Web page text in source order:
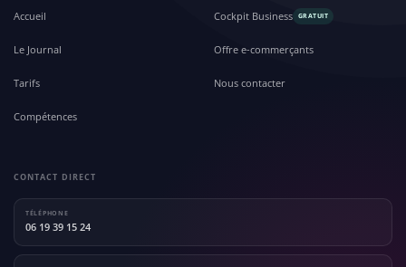
Accueil
Le Journal
Tarifs
Compétences
Cockpit Business GRATUIT
Offre e-commerçants
Nous contacter
CONTACT DIRECT
TÉLÉPHONE
06 19 39 15 24